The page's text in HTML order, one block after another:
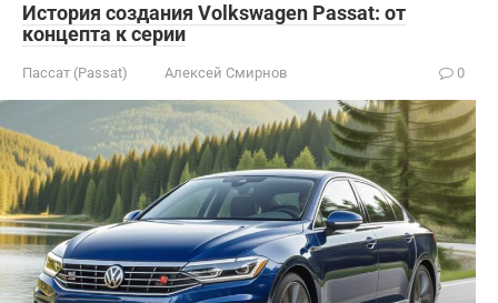
История создания Volkswagen Passat: от
концепта к серии
Пассат (Passat) Алексей Смирнов 0